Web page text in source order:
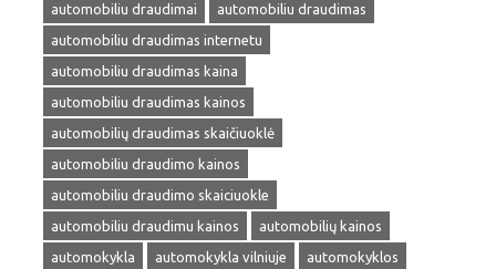
automobiliu draudimai
automobiliu draudimas
automobiliu draudimas internetu
automobiliu draudimas kaina
automobiliu draudimas kainos
automobilių draudimas skaičiuoklė
automobiliu draudimo kainos
automobiliu draudimo skaiciuokle
automobiliu draudimu kainos
automobilių kainos
automokykla
automokykla vilniuje
automokyklos